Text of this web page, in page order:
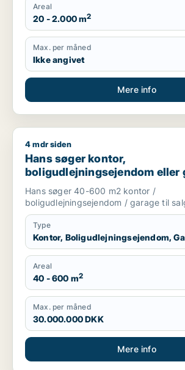
Areal
20 - 2.000 m2
Max. per måned
Ikke angivet
Mere info
Hans søger kontor,
4 mdr siden
Hans søger kontor,
boligudlejningsejendom eller
salg i København K, Vesterbro
Frederiksberg m.fl.
Hans søger 40-600 m2 kontor /
boligudlejningsejendom / garage til
Type
Kontor, Boligudlejningsejendom,
Areal
40 - 600 m2
Max. per måned
30.000.000 DKK
Mere info